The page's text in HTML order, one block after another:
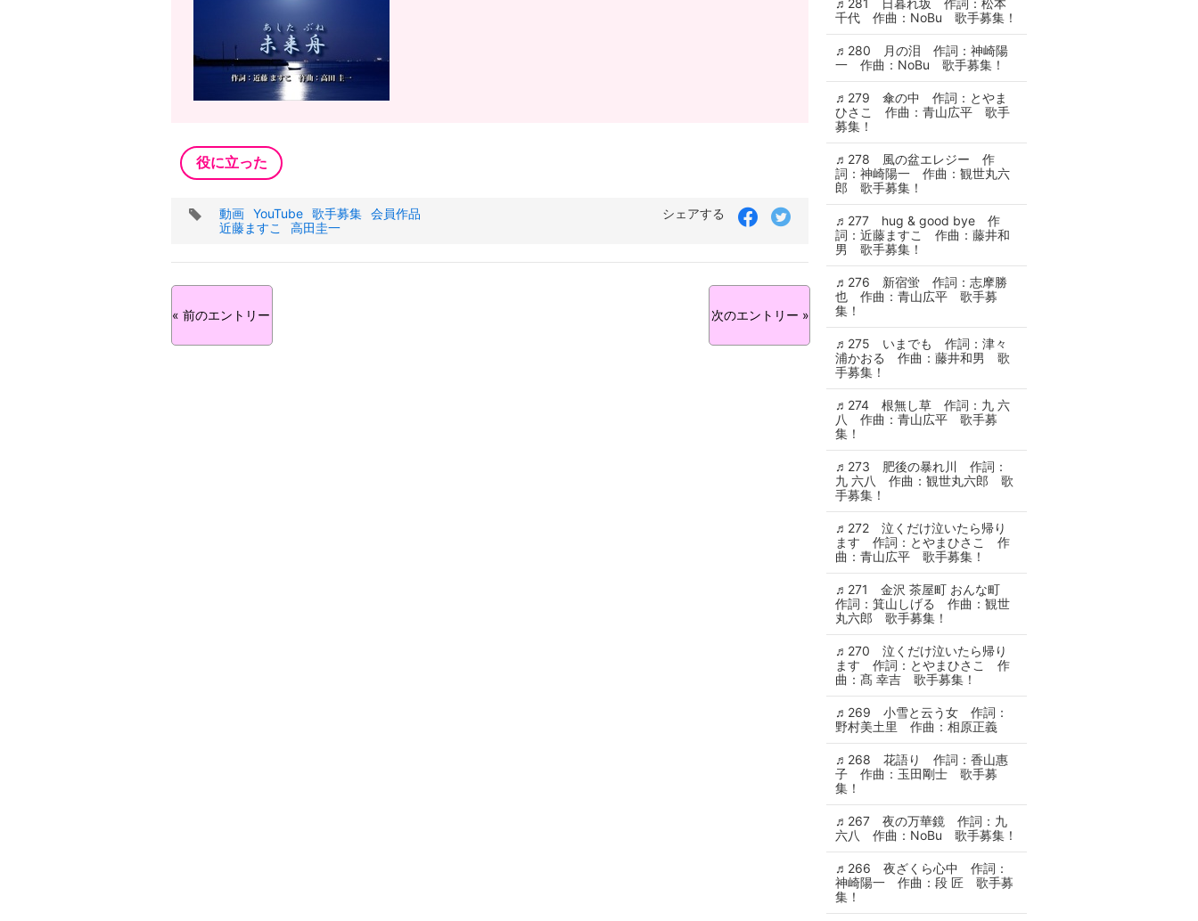
役に立った
タ
動画 YouTube 歌手募集 会員作品
近藤ますこ
高田圭一
シェアする
« 前のエントリー 次のエントリー »
♬281 日暮れ坂 作詞：松本
千代 作曲：NoBu 歌手募集！
♬280 月の泪 作詞：神崎陽
一 作曲：NoBu 歌手募集！
♬279 傘の中 作詞：とやま
ひさこ 作曲：青山広平 歌手
募集！
♬278 風の盆エレジー 作
詞：神崎陽一 作曲：観世丸六
郎 歌手募集！
♬277 hug & good bye 作
詞：近藤ますこ 作曲：藤井和
男 歌手募集！
♬276 新宿蛍 作詞：志摩勝
也 作曲：青山広平 歌手募
集！
♬275 いまでも 作詞：津々
浦かおる 作曲：藤井和男 歌
手募集！
♬274 根無し草 作詞：九 六
八 作曲：青山広平 歌手募
集！
♬273 肥後の暴れ川 作詞：
九 六八 作曲：観世丸六郎 歌
手募集！
♬272 泣くだけ泣いたら帰り
ます 作詞：とやまひさこ 作
曲：青山広平 歌手募集！
♬271 金沢 茶屋町 おんな町
作詞：箕山しげる 作曲：観世
丸六郎 歌手募集！
♬270 泣くだけ泣いたら帰り
ます 作詞：とやまひさこ 作
曲：髙 幸吉 歌手募集！
♬269 小雪と云う女 作詞：
野村美土里 作曲：相原正義
♬268 花語り 作詞：香山惠
子 作曲：玉田剛士 歌手募
集！
♬267 夜の万華鏡 作詞：九
六八 作曲：NoBu 歌手募集！
♬266 夜ざくら心中 作詞：
神崎陽一 作曲：段 匠 歌手募
集！